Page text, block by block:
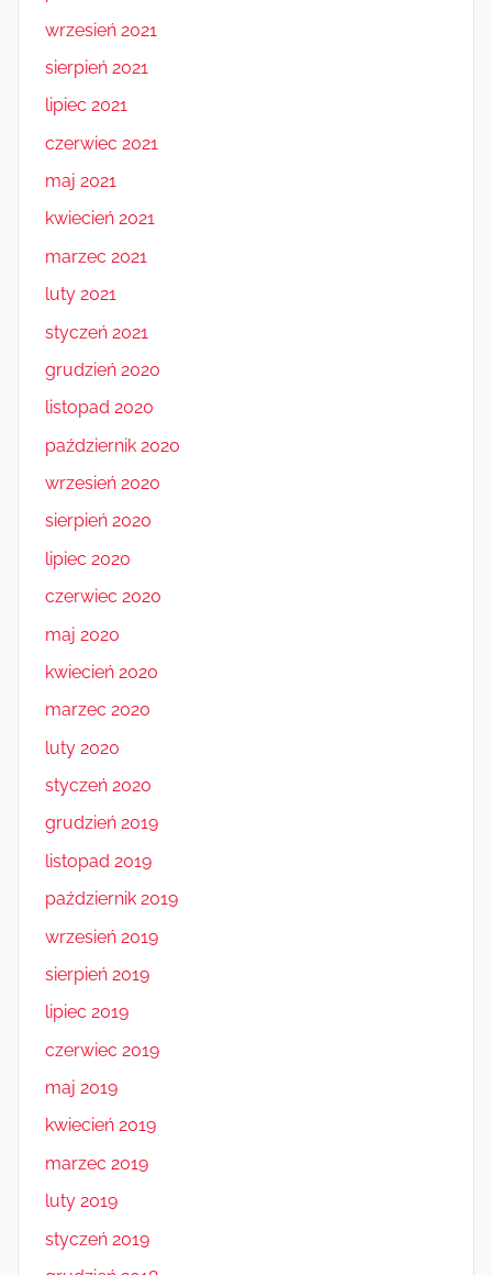
wrzesień 2021
sierpień 2021
lipiec 2021
czerwiec 2021
maj 2021
kwiecień 2021
marzec 2021
luty 2021
styczeń 2021
grudzień 2020
listopad 2020
październik 2020
wrzesień 2020
sierpień 2020
lipiec 2020
czerwiec 2020
maj 2020
kwiecień 2020
marzec 2020
luty 2020
styczeń 2020
grudzień 2019
listopad 2019
październik 2019
wrzesień 2019
sierpień 2019
lipiec 2019
czerwiec 2019
maj 2019
kwiecień 2019
marzec 2019
luty 2019
styczeń 2019